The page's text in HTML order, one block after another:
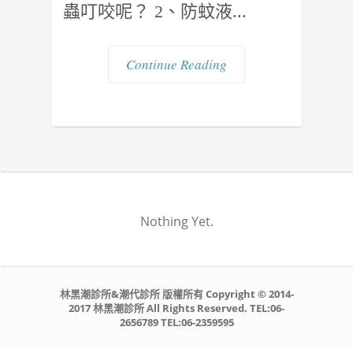
蟲叮咬呢？ 2、防蚊液...
Continue Reading
Nothing Yet.
林黑潮診所&潮代診所 版權所有 Copyright © 2014-
2017 林黑潮診所 All Rights Reserved. TEL:06-
2656789 TEL:06-2359595